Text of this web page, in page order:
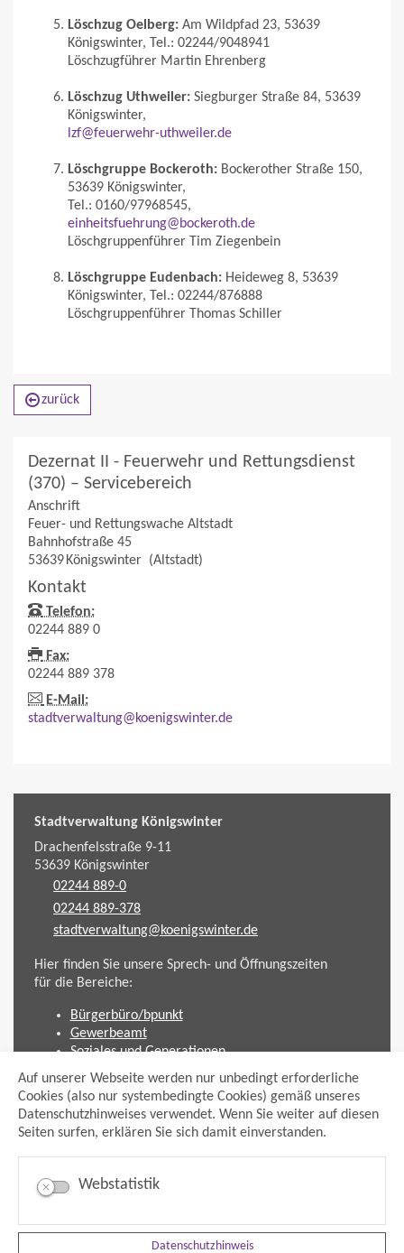
Auf unserer Webseite werden nur unbedingt erforderliche
Cookies (also nur systembedingte Cookies) gemäß unseres
Datenschutzhinweises verwendet. Wenn Sie weiter auf diesen
Seiten surfen, erklären Sie sich damit einverstanden.
Webstatistik
Datenschutzhinweis
Löschzug Oelberg: Am Wildpfad 23, 53639
Königswinter, Tel.: 02244/9048941
Löschzugführer Martin Ehrenberg
Löschzug Uthweiler: Siegburger Straße 84, 53639
Königswinter,
lzf@feuerwehr-uthweiler.de
Löschgruppe Bockeroth: Bockerother Straße 150,
53639 Königswinter,
Tel.: 0160/97968545,
einheitsfuehrung@bockeroth.de
Löschgruppenführer Tim Ziegenbein
Löschgruppe Eudenbach: Heideweg 8, 53639
Königswinter, Tel.: 02244/876888
Löschgruppenführer Thomas Schiller
zurück
Dezernat II - Feuerwehr und Rettungsdienst
(370) – Servicebereich
Anschrift
Feuer- und Rettungswache Altstadt
Bahnhofstraße 45
53639Königswinter (Altstadt)
Kontakt
Telefon:
02244 889 0
Fax:
02244 889 378
E-Mail:
stadtverwaltung@koenigswinter.de
Stadtverwaltung Königswinter
Drachenfelsstraße 9-11
53639Königswinter
02244 889-0
02244 889-378
stadtverwaltung@koenigswinter.de
Hier finden Sie unsere Sprech- und Öffnungszeiten
für die Bereiche:
Bürgerbüro/bpunkt
Gewerbeamt
Soziales und Generationen
Standesamt
Friedhofsverwaltung
Planen und Bauen (Bauamt)
Impressum
Datenschutzhinweis
Anmelden
Facebook